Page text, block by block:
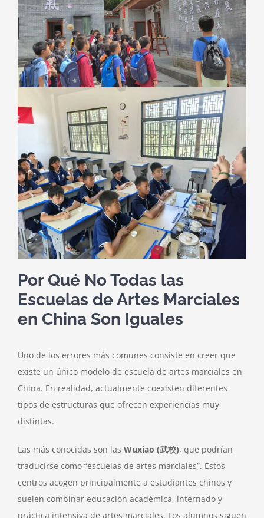
Por Qué No Todas las
Escuelas de Artes Marciales
en China Son Iguales
Uno de los errores más comunes consiste en creer que
existe un único modelo de escuela de artes marciales en
China. En realidad, actualmente coexisten diferentes
tipos de estructuras que ofrecen experiencias muy
distintas.
Las más conocidas son las Wuxiao (武校), que podrían
traducirse como “escuelas de artes marciales”. Estos
centros acogen principalmente a estudiantes chinos y
suelen combinar educación académica, internado y
práctica intensiva de artes marciales. Los alumnos siguen